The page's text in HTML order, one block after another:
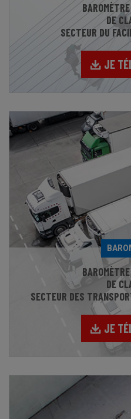
DE
SECTEUR DU
JE
DE
SECTEUR DES
JE